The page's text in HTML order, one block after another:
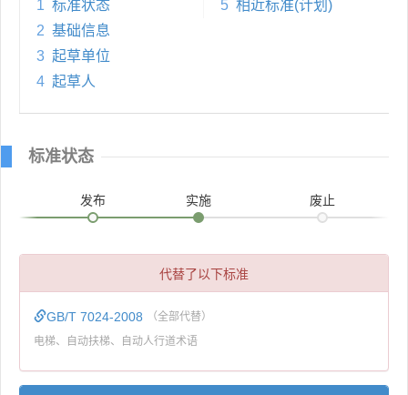
1 标准状态
2 基础信息
3 起草单位
4 起草人
5 相近标准(计划)
标准状态
发布 实施 废止
代替了以下标准
GB/T 7024-2008 （全部代替）
电梯、自动扶梯、自动人行道术语